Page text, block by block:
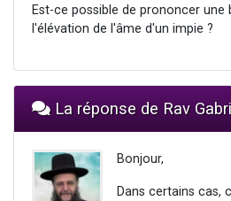
Est-ce possible de prononcer une
l'élévation de l'âme d'un impie ?
La réponse de Rav
Bonjour,
Dans certains cas,